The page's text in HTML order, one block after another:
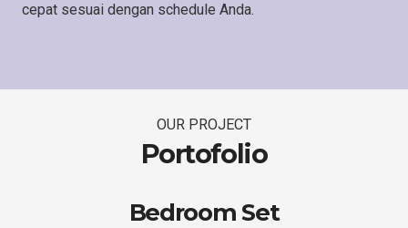
cepat sesuai dengan schedule Anda.
OUR PROJECT
Portofolio
Bedroom Set